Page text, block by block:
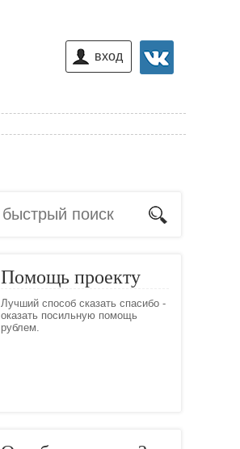
вход
Помощь проекту
Лучший способ сказать спасибо -
оказать посильную помощь
рублем.